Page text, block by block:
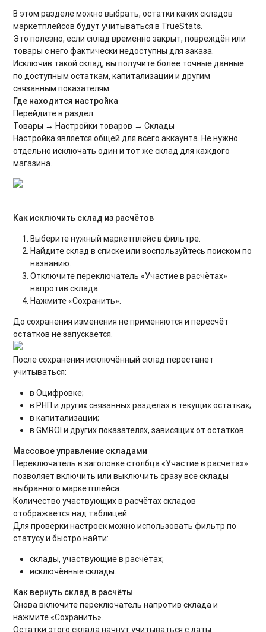
В этом разделе можно выбрать, остатки каких складов
маркетплейсов будут учитываться в TrueStats.
Это полезно, если склад временно закрыт, повреждён или
товары с него фактически недоступны для заказа.
Исключив такой склад, вы получите более точные данные
по доступным остаткам, капитализации и другим
связанным показателям.
Где находится настройка
Перейдите в раздел:
Товары → Настройки товаров → Склады
Настройка является общей для всего аккаунта. Не нужно
отдельно исключать один и тот же склад для каждого
магазина.
Как исключить склад из расчётов
Выберите нужный маркетплейс в фильтре.
Найдите склад в списке или воспользуйтесь поиском по
названию.
Отключите переключатель «Участие в расчётах»
напротив склада.
Нажмите «Сохранить».
До сохранения изменения не применяются и пересчёт
остатков не запускается.
После сохранения исключённый склад перестанет
учитываться:
в Оцифровке;
в РНП и других связанных разделах.в текущих остатках;
в капитализации;
в GMROI и других показателях, зависящих от остатков.
Массовое управление складами
Переключатель в заголовке столбца «Участие в расчётах»
позволяет включить или выключить сразу все склады
выбранного маркетплейса.
Количество участвующих в расчётах складов
отображается над таблицей.
Для проверки настроек можно использовать фильтр по
статусу и быстро найти:
склады, участвующие в расчётах;
исключённые склады.
Как вернуть склад в расчёты
Снова включите переключатель напротив склада и
нажмите «Сохранить».
Остатки этого склада начнут учитываться с даты